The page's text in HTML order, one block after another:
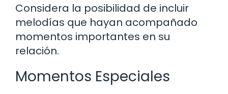
Considera la posibilidad de incluir
melodías que hayan acompañado
momentos importantes en su
relación.
Momentos Especiales